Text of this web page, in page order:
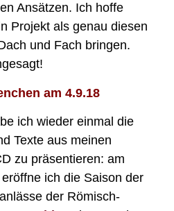
Ansätzen. Ich hoffe
Projekt als genau diesen
und Fach bringen.
am 4.9.18
ich wieder einmal die
Texte aus meinen
zu präsentieren: am
ich die Saison der
der Römisch-